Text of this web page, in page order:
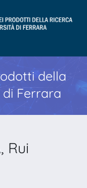
della
Ferrara
Rui